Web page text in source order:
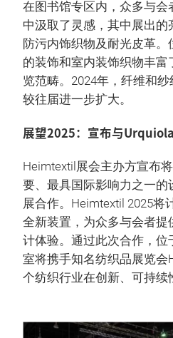
在图书馆专区内，众多与
中汲取了灵感，其中展出的
防污内饰织物及耐光皮革
的装饰和室内装饰织物丰富
览范畴。2024年，纤维和
较往届进一步扩大。
展望2025：宣布与
Heimtextil展会主办方宣布
要、最具国际影响力之一的
展合作。Heimtextil 2025将
全新装置，为众多与会者提
计体验。通过此次合作，位
室将携手知名纺织品展览
个纺织行业在创新、可持续